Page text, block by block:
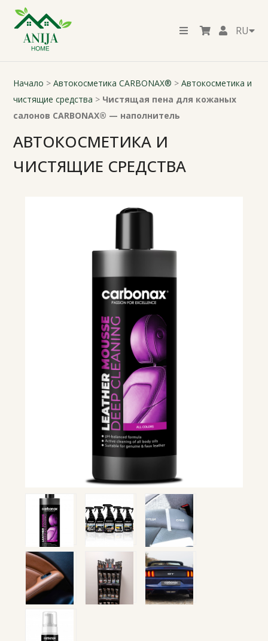
RU
Начало >Автокосметика CARBONAX® >Автокосметика и
чистящие средства > Чистящая пена для кожаных
салонов CARBONAX® — наполнитель
АВТОКОСМЕТИКА И
ЧИСТЯЩИЕ СРЕДСТВА